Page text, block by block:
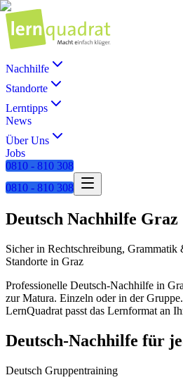
Nachhilfe
Standorte
Lerntipps
News
Über Uns
Jobs
0810 - 810 308
0810 - 810 308
Deutsch Nachhilfe Graz
Sicher in Rechtschreibung, Grammatik
Standorte in Graz
Professionelle Deutsch-Nachhilfe in
zur Matura. Einzeln oder in der
LernQuadrat passt das Lernformat an
Deutsch-Nachhilfe für
Deutsch Gruppentraining